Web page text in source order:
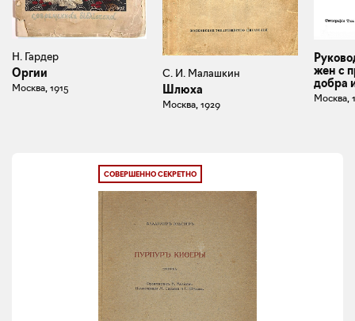
Н. Гардер
Оргии
Москва, 1915
С. И. Малашкин
Шлюха
Москва, 1929
жен с
добра
Москва,
СОВЕРШЕННО СЕКРЕТНО